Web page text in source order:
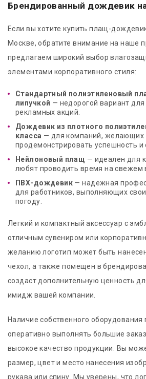
Брендированный дождевик
Если вы хотите купить плащ-
Москве, обратите внимание на наше
предлагаем широкий выбор
элементами корпоративного стиля:
Стандартный полиэтиленовый
липучкой — недорогой вариант
рекламных акций.
Дождевик из плотного
класса — для компаний, желающих
продемонстрировать успешность и
Нейлоновый плащ — идеален для
любят проводить время на свежем
ПВХ-дождевик — надежная
для работников, выполняющих
погоду.
Легкий и компактный аксессуар с
отличным сувениром или
желанию логотип может быть
чехол, а также помещен в
создаст дополнительную ценность
имидж вашей компании.
Наличие собственного оборудования
оперативно выполнять большие
высокое качество продукции. Вы
размер, цвет и место нанесения
рукава или спину. Мы уверены, что